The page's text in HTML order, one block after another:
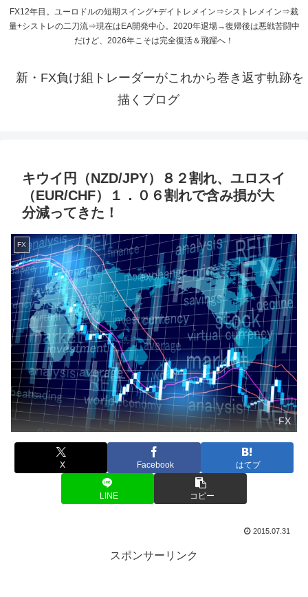
FX12年目。ユーロドルの短期スイング+デイトレメイン⇒シストレメイン⇒裁
量+シストレの二刀流⇒現在はEA開発中心。2020年退場→復帰後は悪戦苦闘中
だけど、2026年こそは完全復活＆飛躍へ！
新・FX負け組トレーダーがこれから巻き返す軌跡を
描くブログ
キウイ円（NZD/JPY）８２割れ、ユロスイ
（EUR/CHF）１．０６割れで含み損が大
分減ってきた！
FX
FX
X Facebook はてブ
LINE コピー
2015.07.31
スポンサーリンク